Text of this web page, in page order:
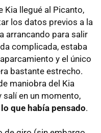
Kia llegué al Picanto,
los datos previos a la
arrancando para salir
complicada, estaba
y el único
bastante estrecho.
maniobra del Kia
salí en un momento,
que había pensado.